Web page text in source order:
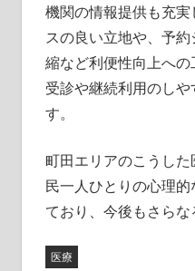
機関の情報提供も充
スの良い立地や、予
縮など利便性向上へ
受診や継続利用のし
す。
町田エリアのこうし
民一人ひとりの心理
ており、今後もさらな
医療